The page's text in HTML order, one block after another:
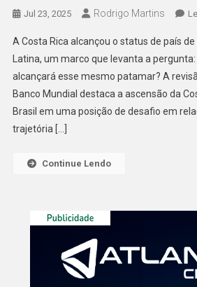
Jul 23, 2025 Rodrigo Martins
A Costa Rica alcançou o status de país
Latina, um marco que levanta a
alcançará esse mesmo patamar? A
Banco Mundial destaca a ascensão da
Brasil em uma posição de desafio em
trajetória […]
Continue Lendo